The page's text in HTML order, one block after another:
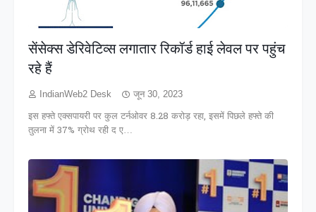
सेंसेक्स डेरिवेटिव्स लगातार रिकॉर्ड हाई लेवल पर पहुंच
रहे हैं
IndianWeb2 Desk जून 30, 2023
इस हफ्ते एक्सपायरी पर कुल टर्नओवर 8.28 करोड़ रहा, इसमें पिछले हफ्ते की
तुलना में 37% ग्रोथ रही द ए…